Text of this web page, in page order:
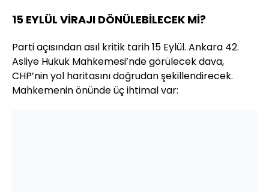
15 EYLÜL VİRAJI DÖNÜLEBİLECEK Mİ?
Parti açısından asıl kritik tarih 15 Eylül. Ankara 42.
Asliye Hukuk Mahkemesi’nde görülecek dava,
CHP’nin yol haritasını doğrudan şekillendirecek.
Mahkemenin önünde üç ihtimal var: